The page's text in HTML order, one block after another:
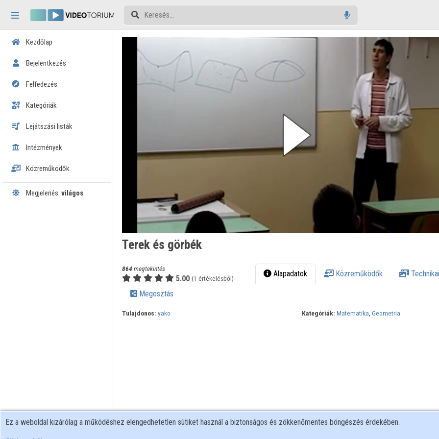
Tartalom kihagyása
Kezdőlap
Bejelentkezés
Felfedezés
Kategóriák
Lejátszási listák
Intézmények
Közreműködők
Megjelenés: világos
Terek és görbék
864megtekintés
5.00 (1 értékelésből) Alapadatok Közreműködők
Megosztás
Tulajdonos: yako Kategóriák: Matematika,Geometria
Ez a weboldal kizárólag a működéshez elengedhetetlen sütiket használ a biztonságos és zökkenőmentes böngészés érdekében.